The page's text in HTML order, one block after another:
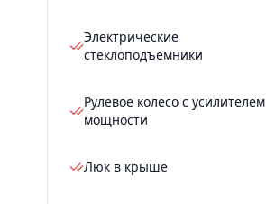
Электрические
стеклоподъемники
Рулевое колесо с усилителем
мощности
Люк в крыше